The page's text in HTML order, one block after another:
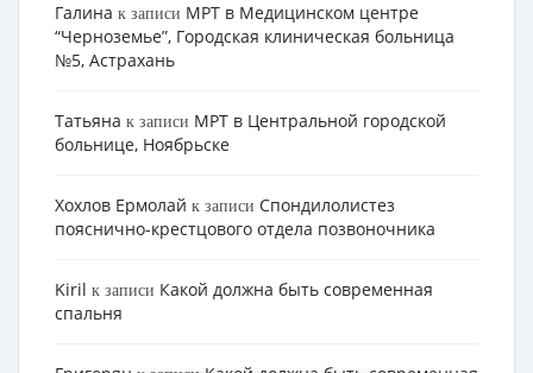
Галина к записи МРТ в Медицинском центре
“Черноземье”, Городская клиническая больница
№5, Астрахань
Татьяна к записи МРТ в Центральной городской
больнице, Ноябрьске
Хохлов Ермолай к записи Cпондилолистез
пояснично-крестцового отдела позвоночника
Kiril к записи Какой должна быть современная
спальня